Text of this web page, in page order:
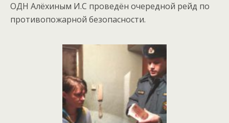
ОДН Алёхиным И.С проведён очередной рейд по
противопожарной безопасности.